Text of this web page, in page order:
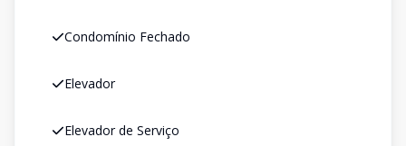
Condomínio Fechado
Elevador
Elevador de Serviço